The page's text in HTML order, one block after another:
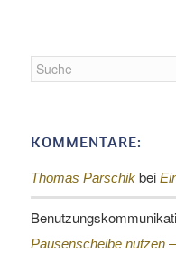
KOMMENTARE:
Thomas Parschikbei
Pausenscheibe nutzen